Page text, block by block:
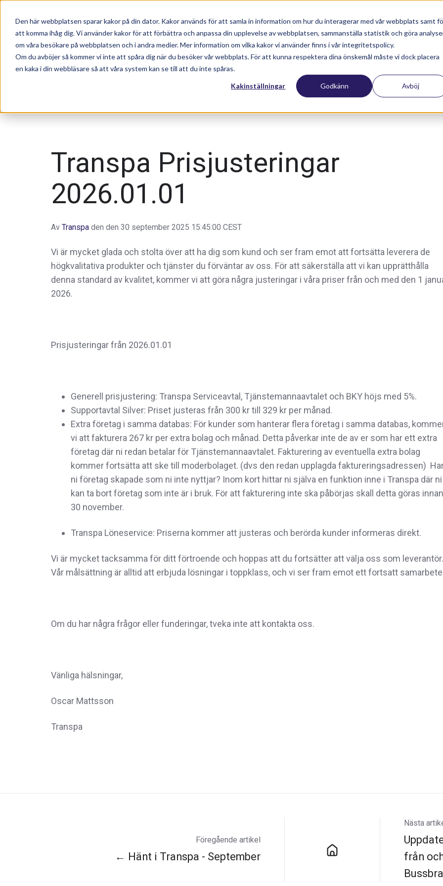
Den här webbplatsen sparar kakor på din dator. Kakor används för att samla in information om hur du interagerar med vår webbplats samt
att komma ihåg dig. Vi använder kakor för att förbättra och anpassa din upplevelse av webbplatsen, sammanställa statistik och göra
om våra besökare på webbplatsen och i andra medier. Mer information om vilka kakor vi använder finns i vår integritetspolicy.
Om du avböjer så kommer vi inte att spåra dig när du besöker vår webbplats. För att kunna respektera dina önskemål måste vi dock placera
en kaka i din webbläsare så att våra system kan se till att du inte spåras.
Kakinställningar Godkänn Avböj
Nyhetsartiklar Utbildningar
Transpa Prisjusteringar
2026.01.01
Av Transpa den den 30 september 2025 15:45:00 CEST
Vi är mycket glada och stolta över att ha dig som kund och ser fram emot att fortsätta leverera de
högkvalitativa produkter och tjänster du förväntar av oss. För att säkerställa att vi kan upprätthålla
denna standard av kvalitet, kommer vi att göra några justeringar i våra priser från och med den 1
2026.
Prisjusteringar från 2026.01.01
Generell prisjustering: Transpa Serviceavtal, Tjänstemannaavtalet och BKY höjs med 5%.
Supportavtal Silver: Priset justeras från 300 kr till 329 kr per månad.
Extra företag i samma databas: För kunder som hanterar flera företag i samma databas,
vi att fakturera 267 kr per extra bolag och månad. Detta påverkar inte de av er som har ett extra
företag där ni redan betalar för Tjänstemannaavtalet. Fakturering av eventuella extra bolag
kommer fortsätta att ske till moderbolaget. (dvs den redan upplagda faktureringsadressen)
ni företag skapade som ni inte nyttjar? Inom kort hittar ni själva en funktion inne i Transpa där ni
kan ta bort företag som inte är i bruk. För att fakturering inte ska påbörjas skall detta göras innan
30 november.
Transpa Löneservice: Priserna kommer att justeras och berörda kunder informeras direkt.
Vi är mycket tacksamma för ditt förtroende och hoppas att du fortsätter att välja oss som leverantör.
Vår målsättning är alltid att erbjuda lösningar i toppklass, och vi ser fram emot ett fortsatt
Om du har några frågor eller funderingar, tveka inte att kontakta oss.
Vänliga hälsningar,
Oscar Mattsson
Transpa
Föregående artikel
← Hänt i Transpa - September
Nästa
från